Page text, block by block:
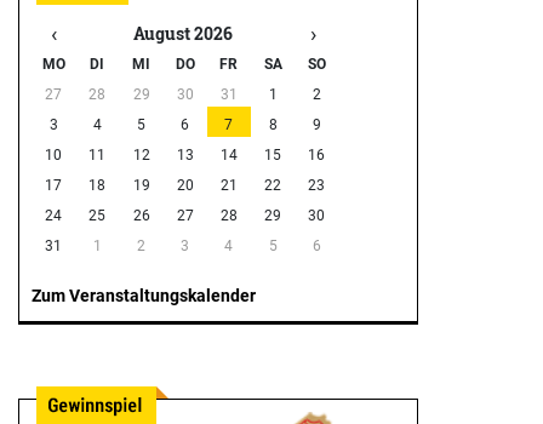
‹ August 2026 ›
MO DI MI DO FR SA
SO
27
28 29 30 31 1
2
3
4 5 6 7 8
9
10
11 12 13 14 15
16
17
18 19 20 21 22
23
24
25 26 27 28 29
30
31
1 2 3 4 5 6
Zum Veranstaltungskalender